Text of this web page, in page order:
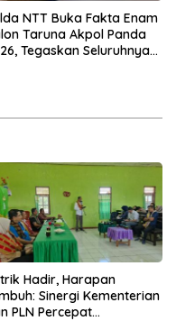
NTT Buka Fakta Enam
Taruna Akpol Panda
Tegaskan Seluruhnya
Hadir, Harapan
Sinergi Kementerian
PLN Percepat